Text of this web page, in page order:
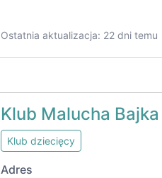
Ostatnia aktualizacja: 22 dni temu
Klub Malucha Bajka
Klub dziecięcy
Adres